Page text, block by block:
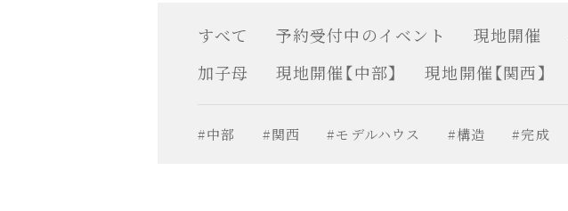
すべて 予約受付中のイベント 現地開催
加子母
現地開催【中部】 現地開催【関西】
#中部 #関西 #モデルハウス #構造 #完成